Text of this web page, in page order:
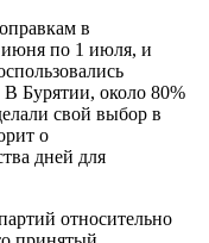
в
июня по 1 июля, и
В Бурятии, около 80%
свой выбор в
о
дней для
относительно